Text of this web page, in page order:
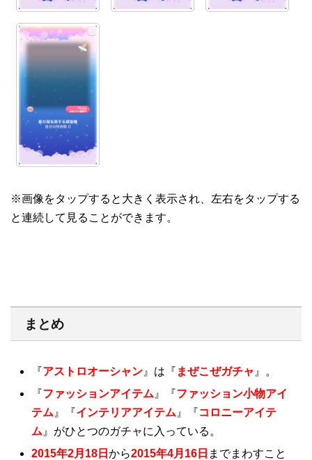
※画像をタップすると大きく表示され、左右をタップする
と連続して見ることができます。
まとめ
『アストロオーシャン 』は『 まぜこぜガチャ 』。
『ファッションアイテム 』『ファッション小物アイ
テム 』『インテリアアイテム 』『コロニーアイテ
ム 』がひとつのガチャに入っている。
2015年2月18日 から2015年4月16日 までまわすこと